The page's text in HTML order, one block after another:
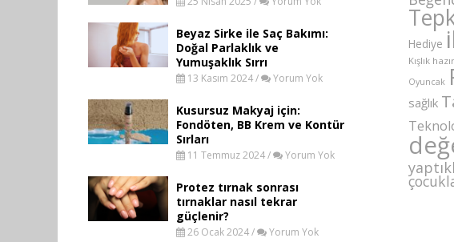
Beyaz Sirke ile Saç Bakımı:
Doğal Parlaklık ve
Yumuşaklık Sırrı
13 Kasım 2024 / Yorum Yok
Kusursuz Makyaj için:
Fondöten, BB Krem ve Kontür
Sırları
11 Temmuz 2024 / Yorum Yok
Protez tırnak sonrası
tırnaklar nasıl tekrar
güçlenir?
26 Ocak 2024 / Yorum Yok
Hediye
Kışlık
Oyuncak
sağlık